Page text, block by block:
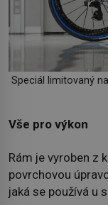
Speciál limitovaný
Vše pro výkon
Rám je vyroben z
povrchovou
jaká se používá u